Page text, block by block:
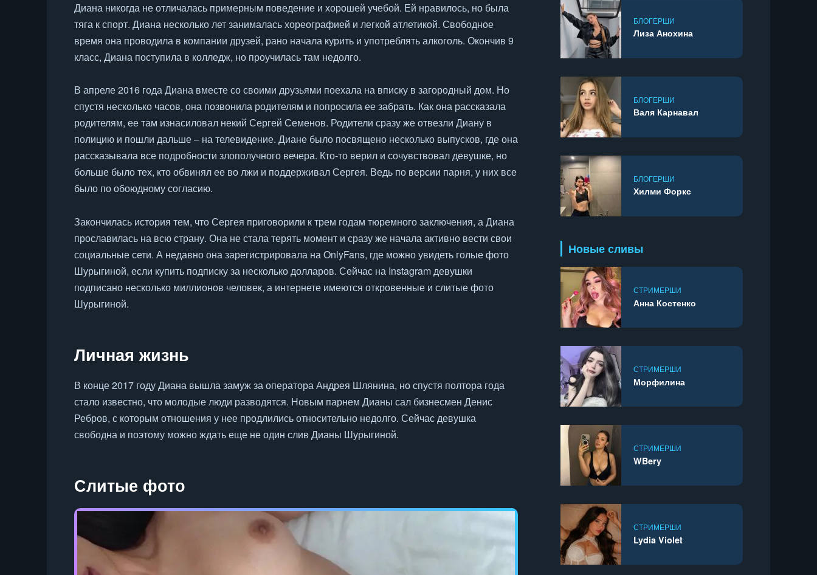
Диана никогда не отличалась примерным поведение и хорошей учебой. Ей нравилось, но была
тяга к спорт. Диана несколько лет занималась хореографией и легкой атлетикой. Свободное
время она проводила в компании друзей, рано начала курить и употреблять алкоголь. Окончив 9
класс, Диана поступила в колледж, но проучилась там недолго.
В апреле 2016 года Диана вместе со своими друзьями поехала на вписку в загородный дом. Но
спустя несколько часов, она позвонила родителям и попросила ее забрать. Как она рассказала
родителям, ее там изнасиловал некий Сергей Семенов. Родители сразу же отвезли Диану в
полицию и пошли дальше – на телевидение. Диане было посвящено несколько выпусков, где она
рассказывала все подробности злополучного вечера. Кто-то верил и сочувствовал девушке, но
больше было тех, кто обвинял ее во лжи и поддерживал Сергея. Ведь по версии парня, у них все
было по обоюдному согласию.
Закончилась история тем, что Сергея приговорили к трем годам тюремного заключения, а Диана
прославилась на всю страну. Она не стала терять момент и сразу же начала активно вести свои
социальные сети. А недавно она зарегистрировала на OnlyFans, где можно увидеть голые фото
Шурыгиной, если купить подписку за несколько долларов. Сейчас на Instagram девушки
подписано несколько миллионов человек, а интернете имеются откровенные и слитые фото
Шурыгиной.
Личная жизнь
В конце 2017 году Диана вышла замуж за оператора Андрея Шлянина, но спустя полтора года
стало известно, что молодые люди разводятся. Новым парнем Дианы сал бизнесмен Денис
Ребров, с которым отношения у нее продлились относительно недолго. Сейчас девушка
свободна и поэтому можно ждать еще не один слив Дианы Шурыгиной.
Слитые фото
БЛОГЕРШИ
Лиза Анохина
БЛОГЕРШИ
Валя Карнавал
БЛОГЕРШИ
Хилми Форкс
Новые сливы
СТРИМЕРШИ
Анна Костенко
СТРИМЕРШИ
Морфилина
СТРИМЕРШИ
WBery
СТРИМЕРШИ
Lydia Violet